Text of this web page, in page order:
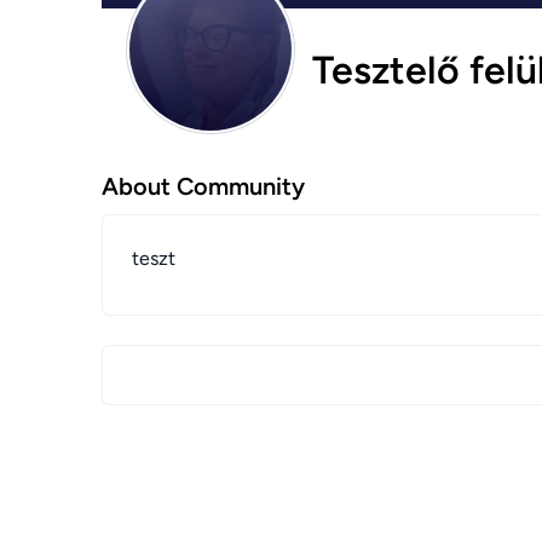
Tesztelő
About Community
teszt